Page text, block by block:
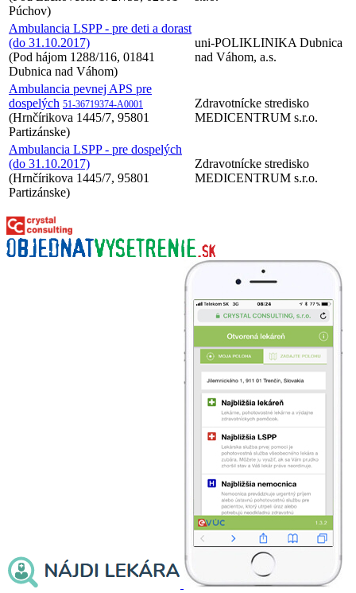
Púchov)
Ambulancia LSPP - pre deti a dorast
(do 31.10.2017)
(Pod hájom 1288/116, 01841
Dubnica nad Váhom)
uni-POLIKLINIKA Dubnica
nad Váhom, a.s.
Ambulancia pevnej APS pre
dospelých 51-36719374-A0001
(Hrnčírikova 1445/7, 95801
Partizánske)
Zdravotnícke stredisko
MEDICENTRUM s.r.o.
Ambulancia LSPP - pre dospelých
(do 31.10.2017)
(Hrnčírikova 1445/7, 95801
Partizánske)
Zdravotnícke stredisko
MEDICENTRUM s.r.o.